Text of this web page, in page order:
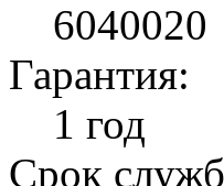
6040020
Гарантия:
1 год
Срок